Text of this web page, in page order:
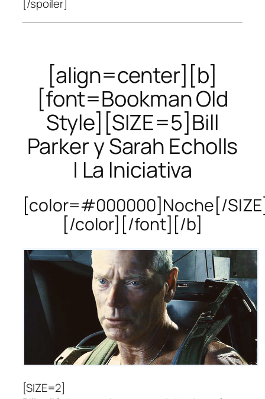
[/spoiler]
[align=center][b]
[font=Bookman Old
Style][SIZE=5]Bill
Parker y Sarah Echolls
| La Iniciativa
[color=#000000]Noche[/
[/color][/font][/b]
[SIZE=2]